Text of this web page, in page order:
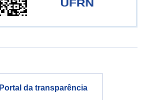
Portal da transparência